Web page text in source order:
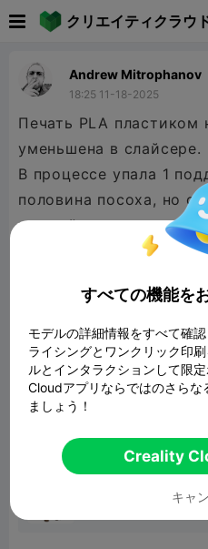
クリエイティクラウ
Andrew Mitrophanov
18:25 11-18-2025
Печать PLA пластиком
уменьшена в слайсере.
В процессе упала 1
половина посоха, но
нижний конец и
すべての機能を
モデルの詳細情報をすべて確
ライシングとワンクリック印
ルとインタラクションして限
Cloudアプリならではのさらな
ましょう！
Creality
キャ